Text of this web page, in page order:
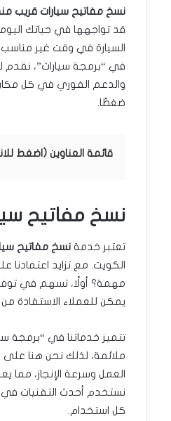
نسخ مفاتيح سيارات قريب
قد تواجهها في حياتك
السيارة في وقت غير
في “برمجة سيارات”،
والدعم الفوري في كل
ضغطًا.
قائمة العناوين (اضغط
نسخ مفاتيح
تعتبر خدمة نسخ مفاتيح
الكويت. مع تزايد اعتمادنا
مهمة؟ أولًا، تسهم في
يمكن للعملاء الاستفادة
تتميز خدماتنا في “برمجة
ملائمة، لذلك نحن هنا على
العمل وسرعة الإنجاز، مما
نستخدم أحدث التقنيات في
كل استخدام.